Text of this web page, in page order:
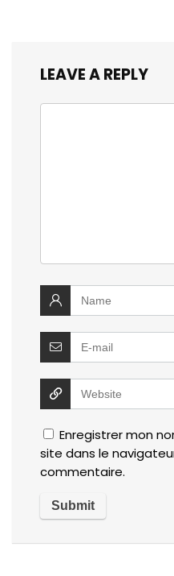
LEAVE A REPLY
Enregistrer mon
site dans le
commentaire.